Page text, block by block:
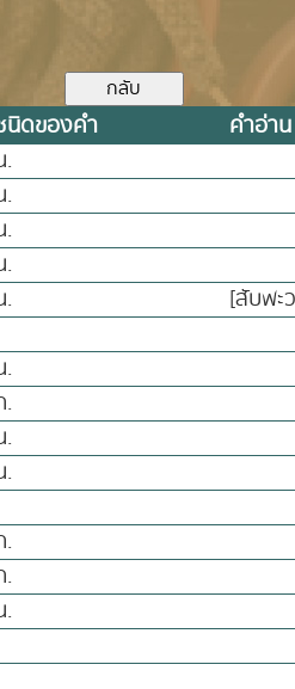
นิดของคำ คำอ่าน
.
.
.
.
. [สับพะ
.
.
.
.
.
.
.